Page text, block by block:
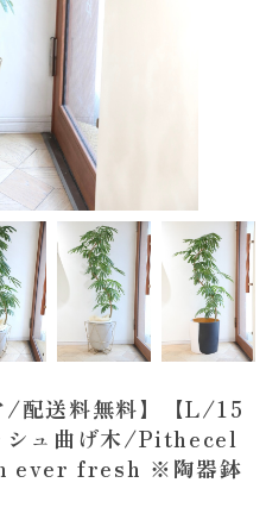
/配送料無料】【L/15
シュ曲げ木/Pithecel
ever fresh ※陶器鉢